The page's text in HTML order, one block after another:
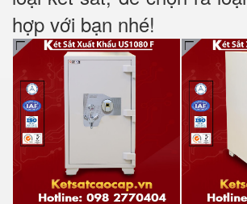
hợp với bạn nhé!